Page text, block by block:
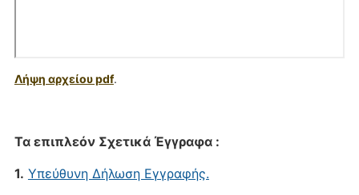
Λήψη αρχείου pdf.
Τα επιπλεόν Σχετικά Έγγραφα :
1. Υπεύθυνη Δήλωση Εγγραφής.